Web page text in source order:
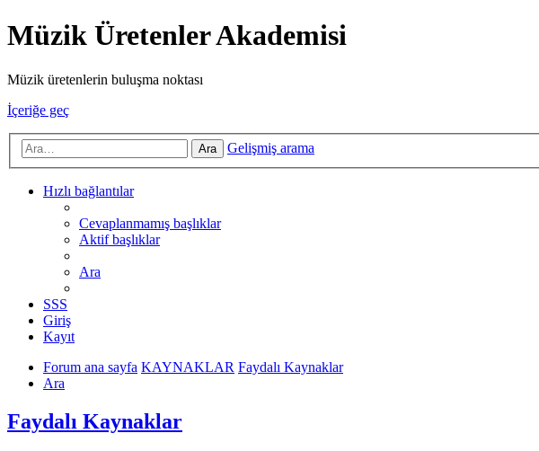
Müzik Üretenler Akademisi
Müzik üretenlerin buluşma noktası
İçeriğe geç
Ara Gelişmiş arama
Hızlı bağlantılar
Cevaplanmamış başlıklar
Aktif başlıklar
Ara
SSS
Giriş
Kayıt
Forum ana sayfa KAYNAKLAR Faydalı Kaynaklar
Ara
Faydalı Kaynaklar